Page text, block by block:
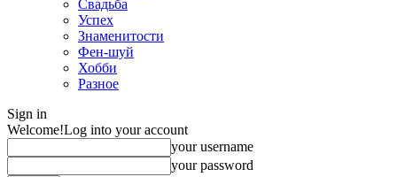
Свадьба
Успех
Знаменитости
Фен-шуй
Хобби
Разное
Sign in
Welcome!Log into your account
your username
your password